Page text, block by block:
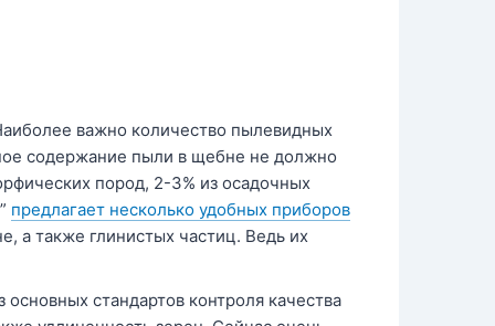
важно количество пылевидных
содержание пыли в щебне не должно
пород, 2-3% из осадочных
предлагает несколько удобных приборов
а также глинистых частиц. Ведь их
стандартов контроля качества